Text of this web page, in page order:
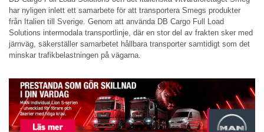
har nyligen inlett ett samarbete för att transportera Smegs produkter
från Italien till Sverige. Genom att använda DB Cargo Full Load
Solutions intermodala transportlinje, där en stor del av frakten sker med
järnväg, säkerställer samarbetet hållbara transporter samtidigt som det
minskar trafikbelastningen på vägarna.